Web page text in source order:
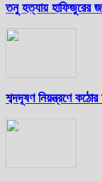
তনু হত্যায় হাফিজুরের
শব্দদূষণ নিয়ন্ত্রণে